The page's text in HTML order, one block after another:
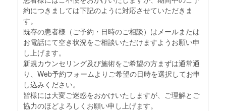
約につきましては下記のように対応させていただきま
す。
既存の患者様（ご予約・日時のご相談）はメールまたは
お電話にて空き状況をご相談いただけますようお願い申
し上げます。
新規カウンセリング及び施術をご希望の方まずは通常通
り、Web予約フォームよりご希望の日時を選択してお申
し込みください。
皆様には大変ご迷惑をおかけいたしますが、ご理解とご
協力のほどよろしくお願い申し上げます。